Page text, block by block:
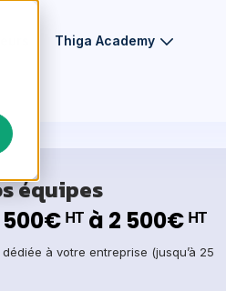
Thiga Academy
équipes
500€ ᴴᵀ à 2 500€ ᴴᵀ
à votre entreprise (jusqu’à 25